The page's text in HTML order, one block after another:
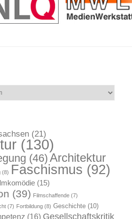
(21)
(130)
(46) Architektur
(8) Faschismus (92)
(15)
(39) Filmschaffende (7)
(7) Fortbildung (8) Geschichte (10)
(16) Gesellschaftskritik